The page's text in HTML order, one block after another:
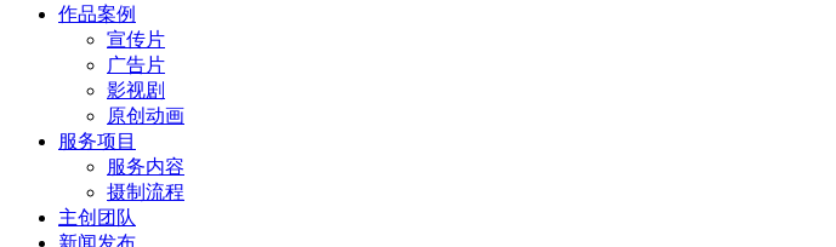
作品案例
宣传片
广告片
影视剧
原创动画
服务项目
服务内容
摄制流程
主创团队
新闻发布